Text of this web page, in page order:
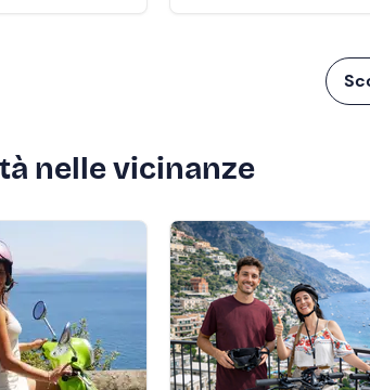
nelle vicinanze